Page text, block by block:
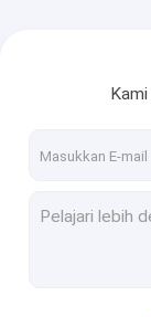
Rajutan
Wire mesh